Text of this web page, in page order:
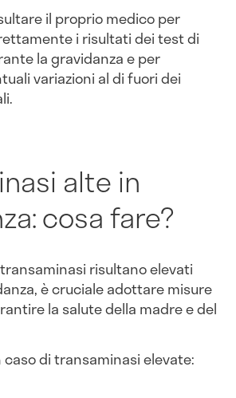
il proprio medico per
i risultati dei test di
la gravidanza e per
variazioni al di fuori dei
alte in
cosa fare?
risultano elevati
è cruciale adottare misure
la salute della madre e del
caso di transaminasi elevate: